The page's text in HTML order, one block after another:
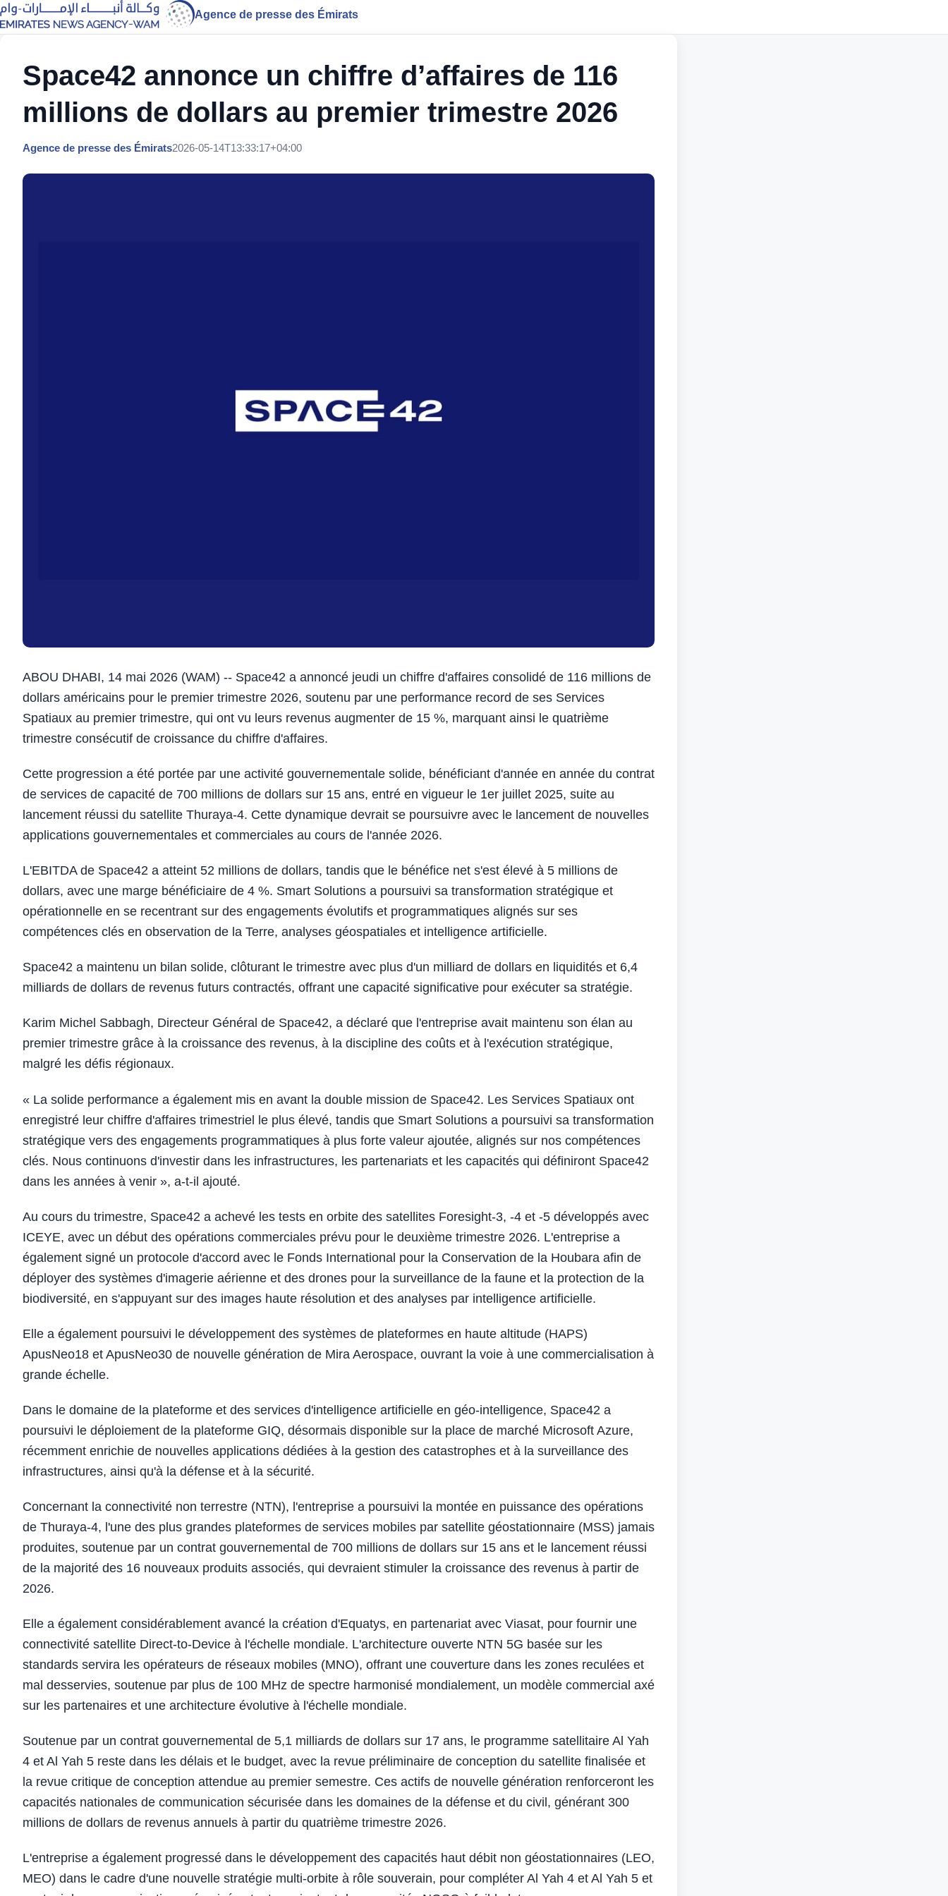
Agence de presse des Émirats
Space42 annonce un chiffre d’affaires de 116
millions de dollars au premier trimestre 2026
Agence de presse des Émirats2026-05-14T13:33:17+04:00
ABOU DHABI, 14 mai 2026 (WAM) -- Space42 a annoncé jeudi un chiffre d'affaires consolidé de 116 millions de
dollars américains pour le premier trimestre 2026, soutenu par une performance record de ses Services
Spatiaux au premier trimestre, qui ont vu leurs revenus augmenter de 15 %, marquant ainsi le quatrième
trimestre consécutif de croissance du chiffre d'affaires.
Cette progression a été portée par une activité gouvernementale solide, bénéficiant d'année en année du contrat
de services de capacité de 700 millions de dollars sur 15 ans, entré en vigueur le 1er juillet 2025, suite au
lancement réussi du satellite Thuraya-4. Cette dynamique devrait se poursuivre avec le lancement de nouvelles
applications gouvernementales et commerciales au cours de l'année 2026.
L'EBITDA de Space42 a atteint 52 millions de dollars, tandis que le bénéfice net s'est élevé à 5 millions de
dollars, avec une marge bénéficiaire de 4 %. Smart Solutions a poursuivi sa transformation stratégique et
opérationnelle en se recentrant sur des engagements évolutifs et programmatiques alignés sur ses
compétences clés en observation de la Terre, analyses géospatiales et intelligence artificielle.
Space42 a maintenu un bilan solide, clôturant le trimestre avec plus d'un milliard de dollars en liquidités et 6,4
milliards de dollars de revenus futurs contractés, offrant une capacité significative pour exécuter sa stratégie.
Karim Michel Sabbagh, Directeur Général de Space42, a déclaré que l'entreprise avait maintenu son élan au
premier trimestre grâce à la croissance des revenus, à la discipline des coûts et à l'exécution stratégique,
malgré les défis régionaux.
« La solide performance a également mis en avant la double mission de Space42. Les Services Spatiaux ont
enregistré leur chiffre d'affaires trimestriel le plus élevé, tandis que Smart Solutions a poursuivi sa transformation
stratégique vers des engagements programmatiques à plus forte valeur ajoutée, alignés sur nos compétences
clés. Nous continuons d'investir dans les infrastructures, les partenariats et les capacités qui définiront Space42
dans les années à venir », a-t-il ajouté.
Au cours du trimestre, Space42 a achevé les tests en orbite des satellites Foresight-3, -4 et -5 développés avec
ICEYE, avec un début des opérations commerciales prévu pour le deuxième trimestre 2026. L'entreprise a
également signé un protocole d'accord avec le Fonds International pour la Conservation de la Houbara afin de
déployer des systèmes d'imagerie aérienne et des drones pour la surveillance de la faune et la protection de la
biodiversité, en s'appuyant sur des images haute résolution et des analyses par intelligence artificielle.
Elle a également poursuivi le développement des systèmes de plateformes en haute altitude (HAPS)
ApusNeo18 et ApusNeo30 de nouvelle génération de Mira Aerospace, ouvrant la voie à une commercialisation à
grande échelle.
Dans le domaine de la plateforme et des services d'intelligence artificielle en géo-intelligence, Space42 a
poursuivi le déploiement de la plateforme GIQ, désormais disponible sur la place de marché Microsoft Azure,
récemment enrichie de nouvelles applications dédiées à la gestion des catastrophes et à la surveillance des
infrastructures, ainsi qu'à la défense et à la sécurité.
Concernant la connectivité non terrestre (NTN), l'entreprise a poursuivi la montée en puissance des opérations
de Thuraya-4, l'une des plus grandes plateformes de services mobiles par satellite géostationnaire (MSS) jamais
produites, soutenue par un contrat gouvernemental de 700 millions de dollars sur 15 ans et le lancement réussi
de la majorité des 16 nouveaux produits associés, qui devraient stimuler la croissance des revenus à partir de
2026.
Elle a également considérablement avancé la création d'Equatys, en partenariat avec Viasat, pour fournir une
connectivité satellite Direct-to-Device à l'échelle mondiale. L'architecture ouverte NTN 5G basée sur les
standards servira les opérateurs de réseaux mobiles (MNO), offrant une couverture dans les zones reculées et
mal desservies, soutenue par plus de 100 MHz de spectre harmonisé mondialement, un modèle commercial axé
sur les partenaires et une architecture évolutive à l'échelle mondiale.
Soutenue par un contrat gouvernemental de 5,1 milliards de dollars sur 17 ans, le programme satellitaire Al Yah
4 et Al Yah 5 reste dans les délais et le budget, avec la revue préliminaire de conception du satellite finalisée et
la revue critique de conception attendue au premier semestre. Ces actifs de nouvelle génération renforceront les
capacités nationales de communication sécurisée dans les domaines de la défense et du civil, générant 300
millions de dollars de revenus annuels à partir du quatrième trimestre 2026.
L'entreprise a également progressé dans le développement des capacités haut débit non géostationnaires (LEO,
MEO) dans le cadre d'une nouvelle stratégie multi-orbite à rôle souverain, pour compléter Al Yah 4 et Al Yah 5 et